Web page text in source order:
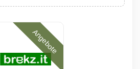
Angebote